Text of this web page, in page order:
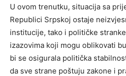
U ovom trenutku, situacija sa
Republici Srpskoj ostaje
institucije, tako i političke
izazovima koji mogu oblikovati
bi se osigurala politička
da sve strane poštuju zakone i